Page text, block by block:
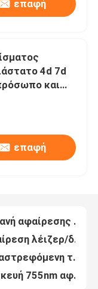
επαφή
4d 7d
και
επαφή
Μεταστρεφόμενα το Q μηχανή αφαίρεσης δερματοστιξιών λέιζερ ND Yag/Picosecond 1064nm 532nm λέιζερ
Μεταστρεφόμενη το Q αφαίρεση λέιζερ/δερματοστιξιών ND Yag/φορητό λέιζερ ND Yag διακοπτών του Q
700mj μακριά σφυγμού μεταστρεφόμενη το Q ND YAG συσκευή αφαίρεσης δερματοστιξιών λέιζερ 110V φορητή
Μεταστρεφόμενη το Q συσκευή 755nm αφαίρεσης δερματοστιξιών λέιζερ 1064nm 532nm Picolaser Ndyag